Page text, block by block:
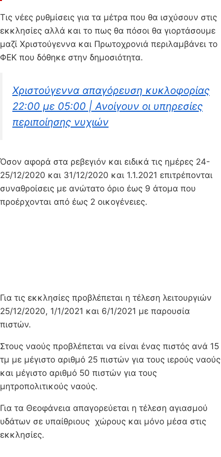
Τις νέες ρυθμίσεις για τα μέτρα που θα ισχύσουν στις
εκκλησίες αλλά και το πως θα πόσοι θα γιορτάσουμε
μαζί Χριστούγεννα και Πρωτοχρονιά περιλαμβάνει το
ΦΕΚ που δόθηκε στην δημοσιότητα.
Χριστούγεννα απαγόρευση κυκλοφορίας
22:00 με 05:00 | Ανοίγουν οι υπηρεσίες
περιποίησης νυχιών
Όσον αφορά στα ρεβεγιόν και ειδικά τις ημέρες 24-
25/12/2020 και 31/12/2020 και 1.1.2021 επιτρέπονται
συναθροίσεις με ανώτατο όριο έως 9 άτομα που
προέρχονται από έως 2 οικογένειες.
Για τις εκκλησίες προβλέπεται η τέλεση λειτουργιών
25/12/2020, 1/1/2021 και 6/1/2021 με παρουσία
πιστών.
Στους ναούς προβλέπεται να είναι ένας πιστός ανά 15
τμ με μέγιστο αριθμό 25 πιστών για τους ιερούς ναούς
και μέγιστο αριθμό 50 πιστών για τους
μητροπολιτικούς ναούς.
Για τα Θεοφάνεια απαγορεύεται η τέλεση αγιασμού
υδάτων σε υπαίθριους χώρους και μόνο μέσα στις
εκκλησίες.